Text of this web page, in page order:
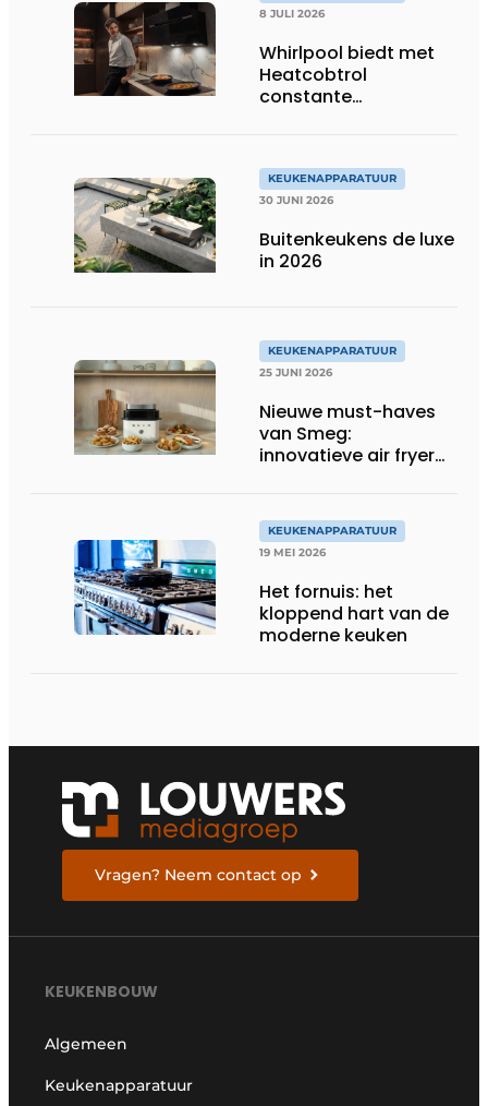
8 JULI 2026
Whirlpool biedt met
Heatcobtrol
constante
KEUKENAPPARATUUR
30 JUNI 2026
Buitenkeukens de luxe
in 2026
KEUKENAPPARATUUR
25 JUNI 2026
Nieuwe must-haves
van Smeg:
innovatieve air fryer
KEUKENAPPARATUUR
19 MEI 2026
Het fornuis: het
kloppend hart van de
moderne keuken
Vragen? Neem contact op
KEUKENBOUW
Algemeen
Keukenapparatuur